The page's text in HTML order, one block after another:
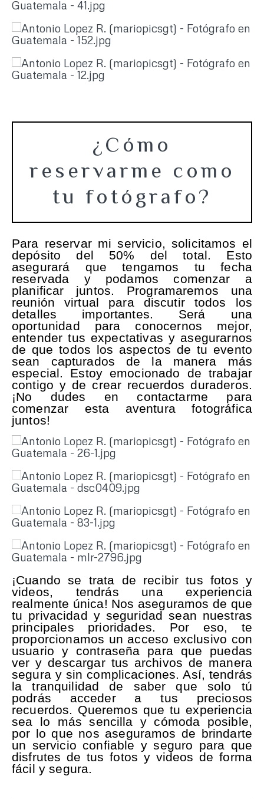
¿Cómo
reservarme como
tu fotógrafo?
Para reservar mi servicio, solicitamos el
depósito del 50% del total. Esto
asegurará que tengamos tu fecha
reservada y podamos comenzar a
planificar juntos. Programaremos una
reunión virtual para discutir todos los
detalles importantes. Será una
oportunidad para conocernos mejor,
entender tus expectativas y asegurarnos
de que todos los aspectos de tu evento
sean capturados de la manera más
especial. Estoy emocionado de trabajar
contigo y de crear recuerdos duraderos.
¡No dudes en contactarme para
comenzar esta aventura fotográfica
juntos!
¡Cuando se trata de recibir tus fotos y
videos, tendrás una experiencia
realmente única! Nos aseguramos de que
tu privacidad y seguridad sean nuestras
principales prioridades. Por eso, te
proporcionamos un acceso exclusivo con
usuario y contraseña para que puedas
ver y descargar tus archivos de manera
segura y sin complicaciones. Así, tendrás
la tranquilidad de saber que solo tú
podrás acceder a tus preciosos
recuerdos. Queremos que tu experiencia
sea lo más sencilla y cómoda posible,
por lo que nos aseguramos de brindarte
un servicio confiable y seguro para que
disfrutes de tus fotos y videos de forma
fácil y segura.